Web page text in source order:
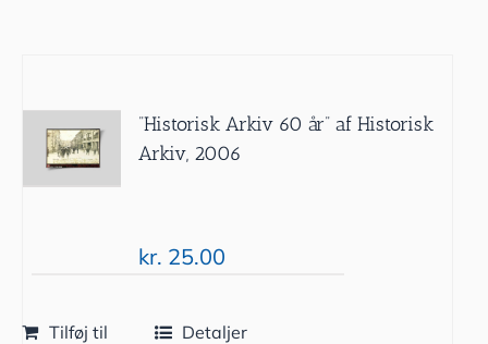
”Historisk Arkiv 60 år” af Historisk
Arkiv, 2006
kr. 25.00
Tilføj til
Detaljer